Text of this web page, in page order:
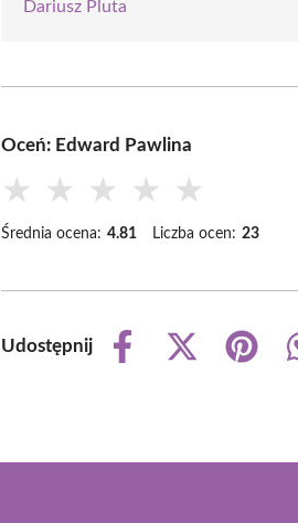
Dariusz Pluta
Oceń: Edward Pawlina
★ ★ ★ ★ ★
Średnia ocena: 4.81 Liczba ocen: 23
Udostępnij
Share
Share
Share